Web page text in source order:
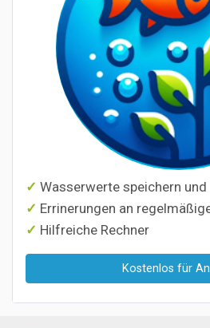
Wasserwerte speichern und
Errinerungen an
Hilfreiche Rechner
Kostenlos für